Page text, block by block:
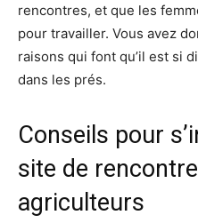
rencontres, et que les
pour travailler. Vous avez
raisons qui font qu’il est si
dans les prés.
Conseils pour
site de
agriculteurs